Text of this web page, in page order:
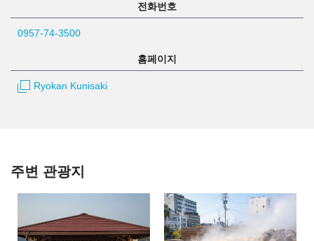
전화번호
0957-74-3500
홈페이지
Ryokan Kunisaki
주변 관광지